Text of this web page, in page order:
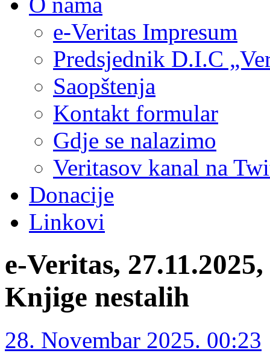
e-Veritas Impresum
Predsjednik D.I.C
Saopštenja
Kontakt formular
Gdje se nalazimo
Veritasov kanal na
Donacije
Linkovi
e-Veritas,
Knjige nestalih
28. Novembar 2025. 00:23